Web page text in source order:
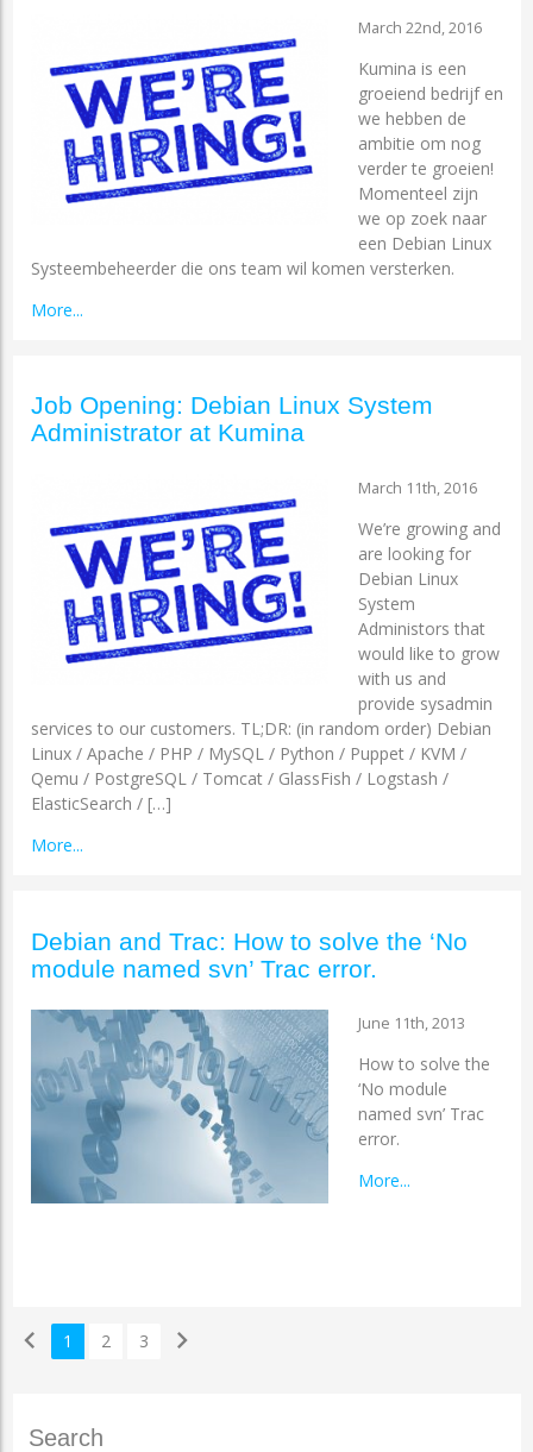
March 22nd, 2016
Kumina is een
groeiend bedrijf en
we hebben de
ambitie om nog
verder te groeien!
Momenteel zijn
we op zoek naar
een Debian Linux
Systeembeheerder die ons team wil komen versterken.
More...
Job Opening: Debian Linux System
Administrator at Kumina
March 11th, 2016
We’re growing and
are looking for
Debian Linux
System
Administors that
would like to grow
with us and
provide sysadmin
services to our customers. TL;DR: (in random order) Debian
Linux / Apache / PHP / MySQL / Python / Puppet / KVM /
Qemu / PostgreSQL / Tomcat / GlassFish / Logstash /
ElasticSearch / […]
More...
Debian and Trac: How to solve the ‘No
module named svn’ Trac error.
June 11th, 2013
How to solve the
‘No module
named svn’ Trac
error.
More...
chevron_left 1 2 3 chevron_right
Search